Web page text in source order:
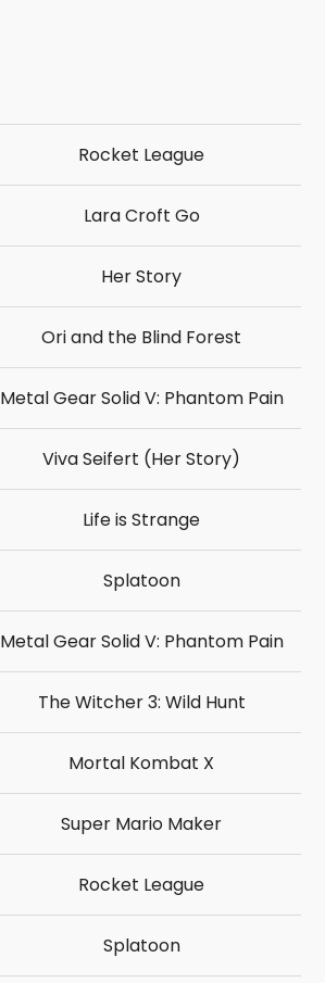
Rocket League
Lara Croft Go
Her Story
Ori and the Blind Forest
Metal Gear Solid V: Phantom Pain
Viva Seifert (Her Story)
Life is Strange
Splatoon
Metal Gear Solid V: Phantom Pain
The Witcher 3: Wild Hunt
Mortal Kombat X
Super Mario Maker
Rocket League
Splatoon